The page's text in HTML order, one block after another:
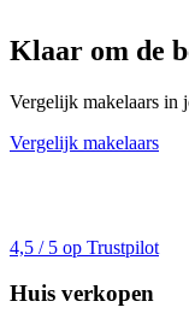
Klaar om de
Vergelijk makelaars in
Vergelijk makelaars
4,5 / 5 op Trustpilot
Huis verkopen